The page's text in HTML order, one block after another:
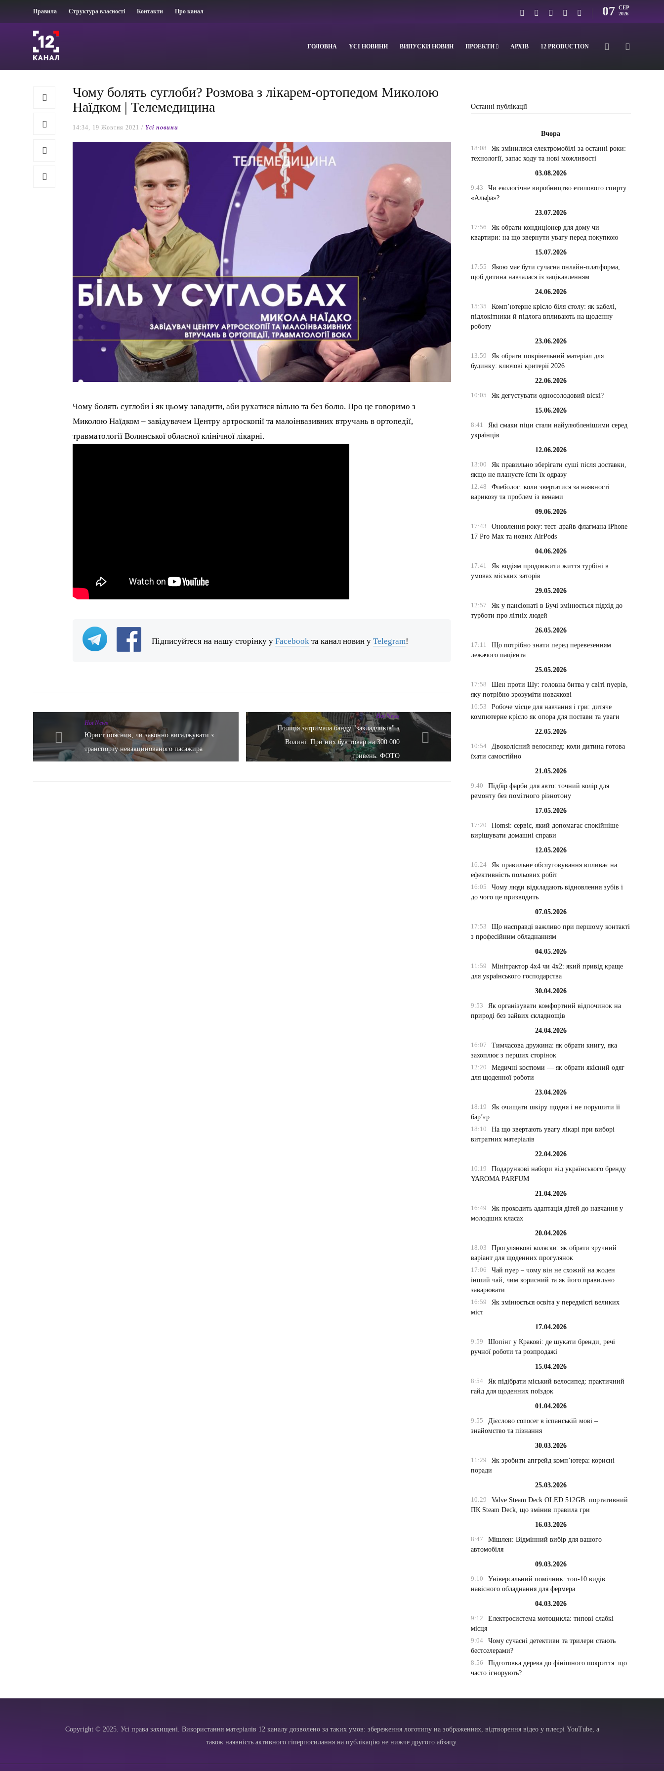
Правила Структура власності Контакти Про канал 07 СЕР
2026
ГОЛОВНА YСІ НОВИНИ ВИПУСКИ НОВИН ПРОЕКТИ АРХІВ 12 PRODUCTION
Чому болять суглоби? Розмова з лікарем-ортопедом Миколою
Наїдком | Телемедицина
14:34, 19 Жовтня 2021 /Yсі новини
Чому болять суглоби і як цьому завадити, аби рухатися вільно та без болю. Про це говоримо з
Миколою Наїдком – завідувачем Центру артроскопії та малоінвазивних втручань в ортопедії,
травматології Волинської обласної клінічної лікарні.
Підписуйтеся на нашу сторінку уFacebook та канал новин уTelegram!
Hot News
Юрист пояснив, чи законно висаджувати з
транспорту невакцинованого пасажира
Hot News
Поліція затримала банду "закладчиків" з
Волині. При них був товар на 300 000
гривень. ФОТО
Останні публікації
Вчора
18:08
Як змінилися електромобілі за останні роки:
технології, запас ходу та нові можливості
03.08.2026
9:43
Чи екологічне виробництво етилового спирту
«Альфа»?
23.07.2026
17:56
Як обрати кондиціонер для дому чи
квартири: на що звернути увагу перед покупкою
15.07.2026
17:55
Якою має бути сучасна онлайн-платформа,
щоб дитина навчалася із зацікавленням
24.06.2026
15:35
Комп’ютерне крісло біля столу: як кабелі,
підлокітники й підлога впливають на щоденну
роботу
23.06.2026
13:59
Як обрати покрівельний матеріал для
будинку: ключові критерії 2026
22.06.2026
10:05
Як дегустувати односолодовий віскі?
15.06.2026
8:41
Які смаки піци стали найулюбленішими серед
українців
12.06.2026
13:00
Як правильно зберігати суші після доставки,
якщо не плануєте їсти їх одразу
12:48
Флеболог: коли звертатися за наявності
варикозу та проблем із венами
09.06.2026
17:43
Оновлення року: тест-драйв флагмана iPhone
17 Pro Max та нових AirPods
04.06.2026
17:41
Як водіям продовжити життя турбіні в
умовах міських заторів
29.05.2026
12:57
Як у пансіонаті в Бучі змінюється підхід до
турботи про літніх людей
26.05.2026
17:11
Що потрібно знати перед перевезенням
лежачого пацієнта
25.05.2026
17:58
Шен проти Шу: головна битва у світі пуерів,
яку потрібно зрозуміти новачкові
16:53
Робоче місце для навчання і гри: дитяче
компютерне крісло як опора для постави та уваги
22.05.2026
10:54
Двоколісний велосипед: коли дитина готова
їхати самостійно
21.05.2026
9:40
Підбір фарби для авто: точний колір для
ремонту без помітного різнотону
17.05.2026
17:20
Homsi: сервіс, який допомагає спокійніше
вирішувати домашні справи
12.05.2026
16:24
Як правильне обслуговування впливає на
ефективність польових робіт
16:05
Чому люди відкладають відновлення зубів і
до чого це призводить
07.05.2026
17:53
Що насправді важливо при першому контакті
з професійним обладнанням
04.05.2026
11:59
Мінітрактор 4х4 чи 4х2: який привід краще
для українського господарства
30.04.2026
9:53
Як організувати комфортний відпочинок на
природі без зайвих складнощів
24.04.2026
16:07
Тимчасова дружина: як обрати книгу, яка
захоплює з перших сторінок
12:20
Медичні костюми — як обрати якісний одяг
для щоденної роботи
23.04.2026
18:19
Як очищати шкіру щодня і не порушити її
бар’єр
18:10
На що звертають увагу лікарі при виборі
витратних матеріалів
22.04.2026
10:19
Подарункові набори від українського бренду
YAROMA PARFUM
21.04.2026
16:49
Як проходить адаптація дітей до навчання у
молодших класах
20.04.2026
18:03
Прогулянкові коляски: як обрати зручний
варіант для щоденних прогулянок
17:06
Чай пуер – чому він не схожий на жоден
інший чай, чим корисний та як його правильно
заварювати
16:59
Як змінюється освіта у передмісті великих
міст
17.04.2026
9:59
Шопінг у Кракові: де шукати бренди, речі
ручної роботи та розпродажі
15.04.2026
8:54
Як підібрати міський велосипед: практичний
гайд для щоденних поїздок
01.04.2026
9:55
Дієслово conocer в іспанській мові –
знайомство та пізнання
30.03.2026
11:29
Як зробити апгрейд комп’ютера: корисні
поради
25.03.2026
10:29
Valve Steam Deck OLED 512GB: портативний
ПК Steam Deck, що змінив правила гри
16.03.2026
8:47
Мішлен: Відмінний вибір для вашого
автомобіля
09.03.2026
9:10
Універсальний помічник: топ-10 видів
навісного обладнання для фермера
04.03.2026
9:12
Електросистема мотоцикла: типові слабкі
місця
9:04
Чому сучасні детективи та трилери стають
бестселерами?
8:56
Підготовка дерева до фінішного покриття: що
часто ігнорують?
Copyright © 2025. Усі права захищені. Використання матеріалів 12 каналу дозволено за таких умов: збереження логотипу на зображеннях, відтворення відео у плеєрі YouTube, а
також наявність активного гіперпосилання на публікацію не нижче другого абзацу.